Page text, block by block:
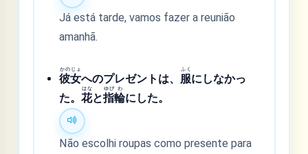
Já está tarde, vamos fazer a reunião
amanhã.
彼
かの
女
じょ
へのプレゼントは、 服
ふく
にしなかっ
た。花
はな
と指
ゆび
輪
わ
にした。
Não escolhi roupas como presente para